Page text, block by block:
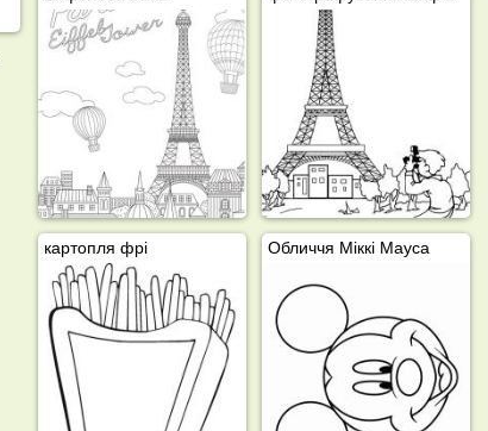
картопля фрі Обличчя Міккі Мауса